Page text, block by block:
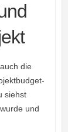
die
siehst
und